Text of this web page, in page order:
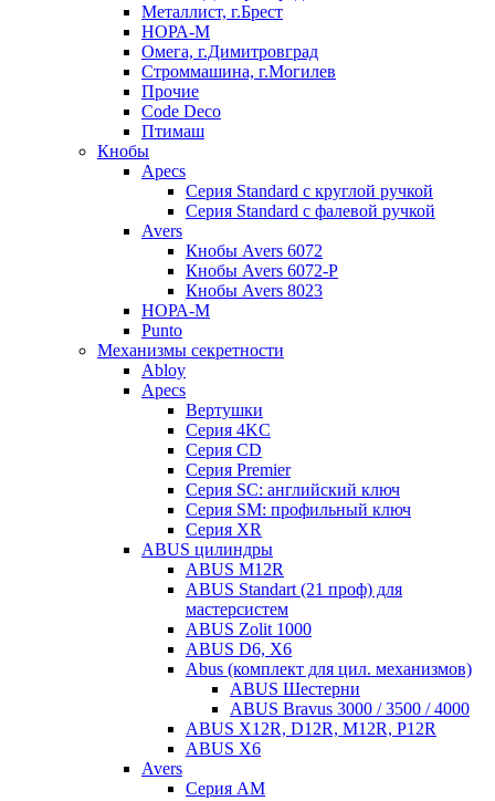
Металлист, г.Брест
НОРА-М
Омега, г.Димитровград
Строммашина, г.Могилев
Прочие
Code Deco
Птимаш
Кнобы
Apecs
Серия Standard с круглой ручкой
Серия Standard с фалевой ручкой
Avers
Кнобы Avers 6072
Кнобы Avers 6072-P
Кнобы Avers 8023
НОРА-М
Punto
Механизмы секретности
Abloy
Apecs
Вертушки
Серия 4KC
Серия CD
Серия Premier
Серия SC: английский ключ
Серия SM: профильный ключ
Серия XR
ABUS цилиндры
ABUS M12R
ABUS Standart (21 проф) для
мастерсистем
ABUS Zolit 1000
ABUS D6, X6
Abus (комплект для цил. механизмов)
ABUS Шестерни
ABUS Bravus 3000 / 3500 / 4000
ABUS X12R, D12R, M12R, P12R
ABUS X6
Avers
Серия AM